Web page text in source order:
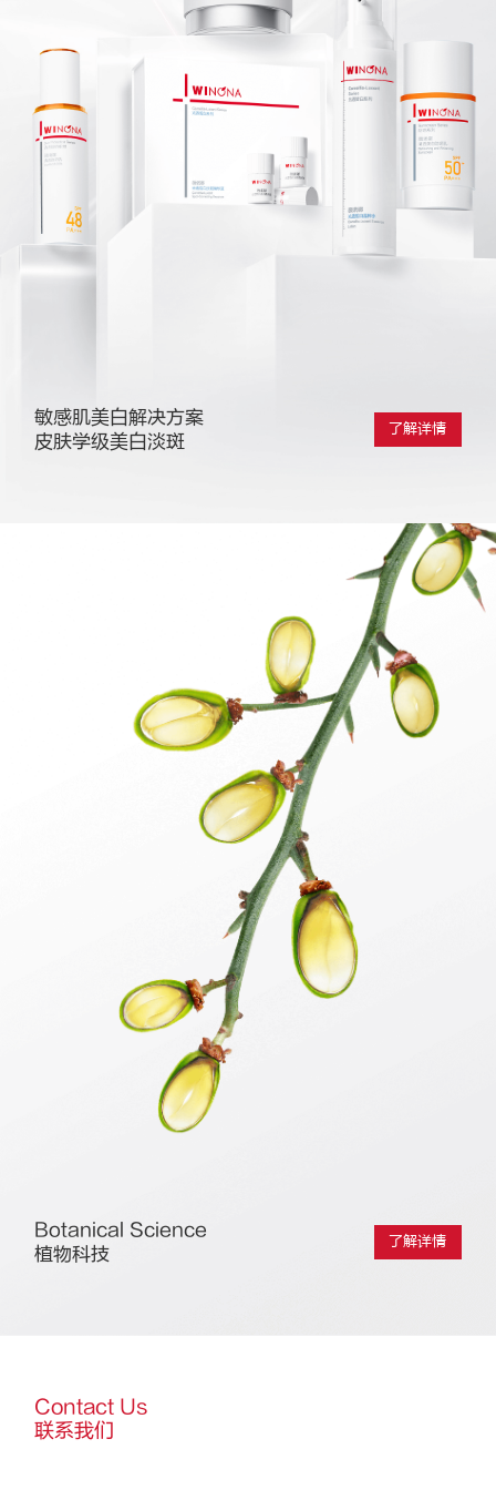
敏感肌美白解决方案
皮肤学级美白淡斑
了解详情
Botanical Science
植物科技
了解详情
Contact Us
联系我们